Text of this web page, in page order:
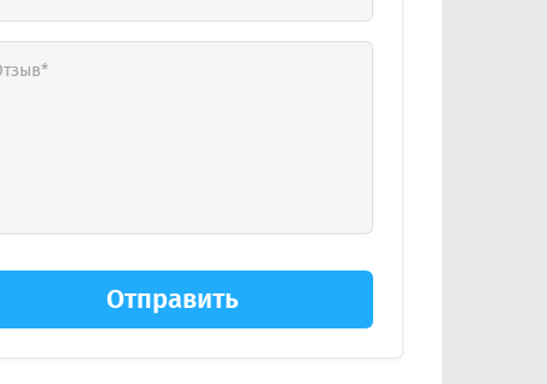
Отправить